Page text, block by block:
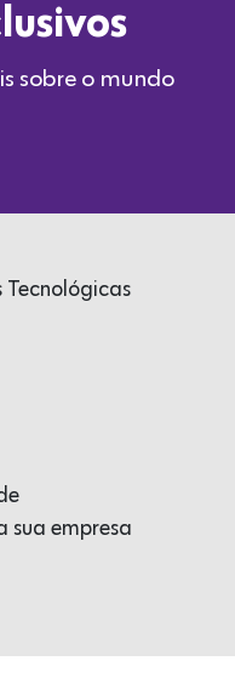
sobre o mundo
Tecnológicas
sua empresa